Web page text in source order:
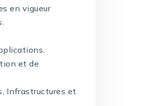
en vigueur
et de
Infrastructures et